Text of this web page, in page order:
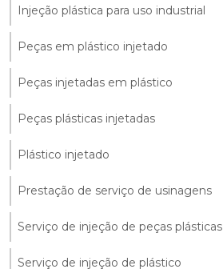
Injeção plástica para uso industrial
Peças em plástico injetado
Peças injetadas em plástico
Peças plásticas injetadas
Plástico injetado
Prestação de serviço de usinagens
Serviço de injeção de peças plásticas
Serviço de injeção de plástico